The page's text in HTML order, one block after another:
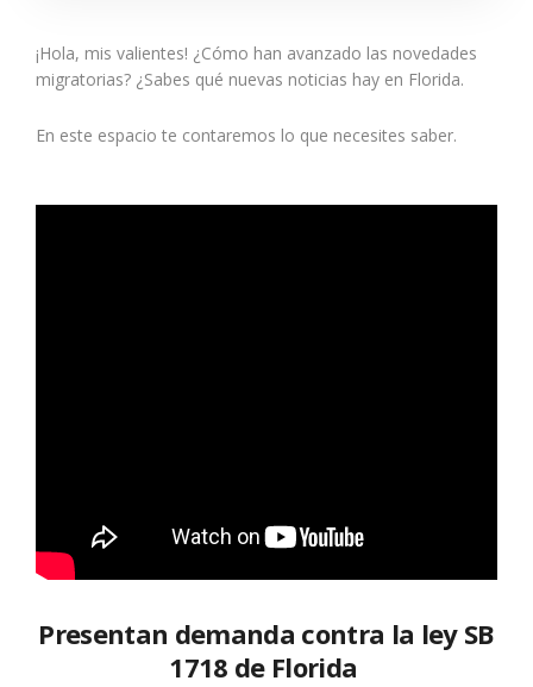
¡Hola, mis valientes! ¿Cómo han avanzado las novedades
migratorias? ¿Sabes qué nuevas noticias hay en Florida.
En este espacio te contaremos lo que necesites saber.
Presentan demanda contra la ley SB
1718 de Florida